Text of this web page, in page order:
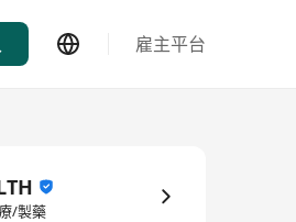
雇主平台
/製藥